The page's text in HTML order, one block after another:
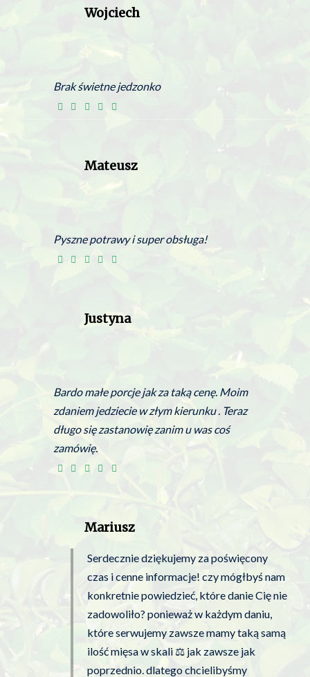
Wojciech
Brak świetne jedzonko
Mateusz
Pyszne potrawy i super obsługa!
Justyna
Bardo małe porcje jak za taką cenę. Moim
zdaniem jedziecie w złym kierunku . Teraz
długo się zastanowię zanim u was coś
zamówię.
Mariusz
Serdecznie dziękujemy za poświęcony
czas i cenne informacje! czy mógłbyś nam
konkretnie powiedzieć, które danie Cię nie
zadowoliło? ponieważ w każdym daniu,
które serwujemy zawsze mamy taką samą
ilość mięsa w skali ⚖️ jak zawsze jak
poprzednio. dlatego chcielibyśmy